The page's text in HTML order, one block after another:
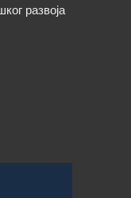
развоја